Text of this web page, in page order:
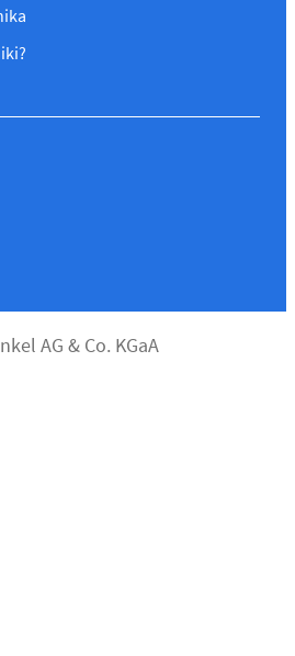
AG & Co. KGaA